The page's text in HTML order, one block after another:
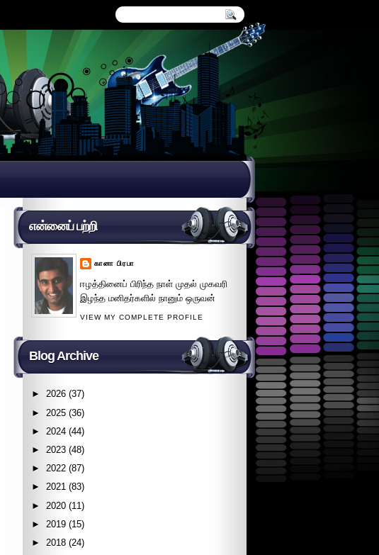
என்னைப் பற்றி
கானா பிரபா
ஈழத்தினைப் பிரிந்த நாள் முதல் முகவரி
இழந்த மனிதர்களில் நானும் ஒருவன்
VIEW MY COMPLETE PROFILE
Blog Archive
► 2026 (37)
► 2025 (36)
► 2024 (44)
► 2023 (48)
► 2022 (87)
► 2021 (83)
► 2020 (11)
► 2019 (15)
► 2018 (24)